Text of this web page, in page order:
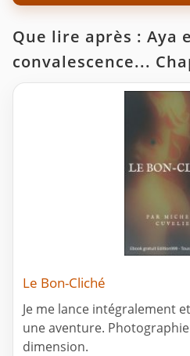
Que lire après : Aya
convalescence...
Le Bon-Cliché
Je me lance intégralement
une aventure.
dimension.